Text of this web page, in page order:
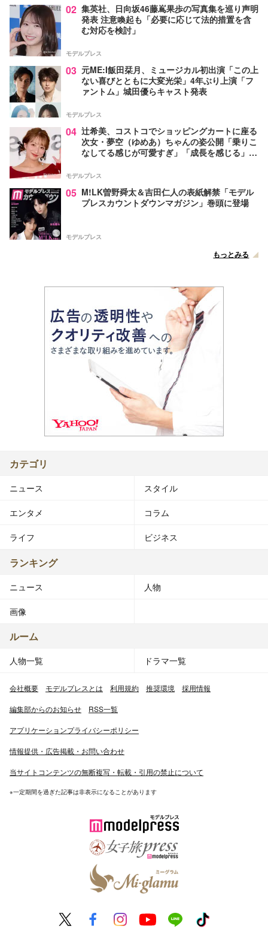
02 集英社、日向坂46藤嶌果歩の写真集を巡り声明
発表 注意喚起も「必要に応じて法的措置を含
む対応を検討」
モデルプレス
03 元ME:I飯田栞月、ミュージカル初出演「この上
ない喜びとともに大変光栄」4年ぶり上演「フ
ァントム」城田優らキャスト発表
モデルプレス
04 辻希美、コストコでショッピングカートに座る
次女・夢空（ゆめあ）ちゃんの姿公開「乗りこ
なしてる感じが可愛すぎ」「成長を感じる」の
モデルプレス
05 M!LK曽野舜太＆吉田仁人の表紙解禁「モデル
プレスカウントダウンマガジン」巻頭に登場
モデルプレス
もっとみる
カテゴリ
ニュース スタイル
エンタメ コラム
ライフ ビジネス
ランキング
ニュース 人物
画像
ルーム
人物一覧 ドラマ一覧
会社概要 モデルプレスとは 利用規約 推奨環境 採用情報
編集部からのお知らせ RSS一覧
アプリケーションプライバシーポリシー
情報提供・広告掲載・お問い合わせ
当サイトコンテンツの無断複写・転載・引用の禁止について
※一定期間を過ぎた記事は非表示になることがあります